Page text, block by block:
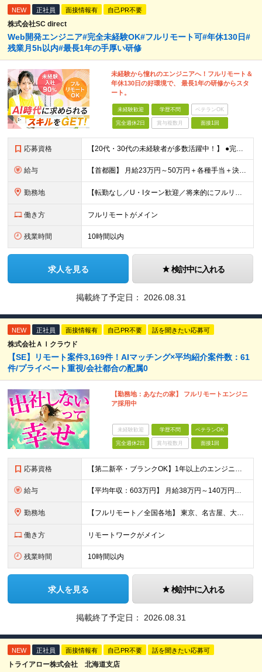
NEW 正社員 面接情報有 自己PR不要
株式会社SC direct
Web開発エンジニア#完全未経験OK#フルリモート可#年休130日#
残業月5h以内#最長1年の手厚い研修
未経験から憧れのエンジニアへ！フルリモート＆
年休130日の好環境で、 最長1年の研修からスタ
ート。
未経験歓迎 学歴不問 ベテランOK
完全週休2日 賞与複数月 面接1回
応募資格 【20代・30代の未経験者が多数活躍中！】 ●完全未経験、第二新卒、既卒、フリーターの方大歓迎！ ●学歴・職歴・転職回数・ブランク一切不問 ※34歳までの方（若年層の長期キャリア形成を図るため） ★
給与 【首都圏】 月給23万円～50万円＋各種手当＋決算賞与 【大阪】 月給22万円～50万円＋各種手当＋決算賞与 【愛知】 月給21.5万円～50万円＋各種手当＋決算賞与 【福岡・宮城】 月給20万
勤務地 【転勤なし／U・Iターン歓迎／将来的にフルリモートOK】 本社（新宿区）、大阪支店、名古屋支店または東京都・神奈川県・千葉県・埼玉県・愛知県・大阪府・福岡県をはじめ、全国のプロジェクト先 ※ご希望を
働き方 フルリモートがメイン
残業時間 10時間以内
求人を見る 検討中に入れる
掲載終了予定日： 2026.08.31
NEW 正社員 面接情報有 自己PR不要 話を聞きたい応募可
株式会社ＡＩクラウド
【SE】リモート案件3,169件！AIマッチング×平均紹介案件数：61
件/プライベート重視/会社都合の配属0
【勤務地：あなたの家】 フルリモートエンジニ
ア採用中
未経験歓迎 学歴不問 ベテランOK
完全週休2日 賞与複数月 面接1回
応募資格 【第二新卒・ブランクOK】1年以上のエンジニア経験がある方(開発・インフラ・工程・言語一切不問） 文理・学歴不問 【歓迎条件】 ◆AI・クラウド案件に参画したい方 ◆下流工程から上流工程へステップア
給与 【平均年収：603万円】 月給38万円～140万円＋諸手当（経験者） 【平均年収603万円】 ※案件の契約内容や昇給額などはすべて開示します。 ※経験や能力を考慮し決定します。 ※月給には固定残業
勤務地 【フルリモート／全国各地】 東京、名古屋、大阪、福岡を中心とした全国のプロジェクトにアサイン。 ※プロジェクトは完全選択制です。 ※フルリモート、ハイブリッド型、常駐案件から自由に選択可能です。 ※転
働き方 リモートワークがメイン
残業時間 10時間以内
求人を見る 検討中に入れる
掲載終了予定日： 2026.08.31
NEW 正社員 面接情報有 自己PR不要 話を聞きたい応募可
トライアロー株式会社 北海道支店